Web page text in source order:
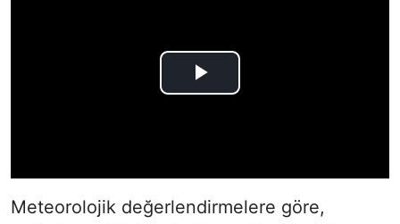
Meteorolojik değerlendirmelere göre,